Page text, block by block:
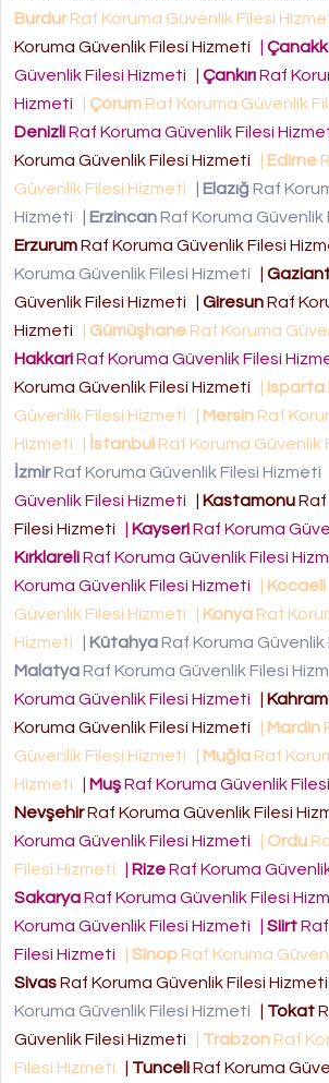
BurdurRaf Koruma Güvenlik Filesi
Koruma Güvenlik Filesi Hizmeti
Güvenlik Filesi Hizmeti
ÇankırıRaf
Hizmeti
Çorum Raf Koruma Güvenlik
DenizliRaf Koruma Güvenlik Filesi
Koruma Güvenlik Filesi Hizmeti
Edirne
Güvenlik Filesi Hizmeti
Elazığ Raf
Hizmeti
ErzincanRaf Koruma Güvenlik
ErzurumRaf Koruma Güvenlik Filesi
Koruma Güvenlik Filesi Hizmeti
Güvenlik Filesi Hizmeti
GiresunRaf
Hizmeti
Gümüşhane Raf Koruma
HakkariRaf Koruma Güvenlik Filesi
Koruma Güvenlik Filesi Hizmeti
Isparta
Güvenlik Filesi Hizmeti
Mersin Raf
Hizmeti
İstanbul Raf Koruma Güvenlik
İzmirRaf Koruma Güvenlik Filesi Hizmeti
Güvenlik Filesi Hizmeti
KastamonuRaf
Filesi Hizmeti
KayseriRaf Koruma
KırklareliRaf Koruma Güvenlik Filesi
Koruma Güvenlik Filesi Hizmeti
Kocaeli
Güvenlik Filesi Hizmeti
Konya Raf
Hizmeti
KütahyaRaf Koruma Güvenlik
MalatyaRaf Koruma Güvenlik Filesi
Koruma Güvenlik Filesi Hizmeti
Koruma Güvenlik Filesi Hizmeti
Mardin
Güvenlik Filesi Hizmeti
Muğla Raf
Hizmeti
MuşRaf Koruma Güvenlik
NevşehirRaf Koruma Güvenlik Filesi
Koruma Güvenlik Filesi Hizmeti
Ordu
Filesi Hizmeti
RizeRaf Koruma
SakaryaRaf Koruma Güvenlik Filesi
Koruma Güvenlik Filesi Hizmeti
Siirt
Filesi Hizmeti
Sinop Raf Koruma
SivasRaf Koruma Güvenlik Filesi Hizmeti
Koruma Güvenlik Filesi Hizmeti
Tokat
Güvenlik Filesi Hizmeti
Trabzon Raf
Filesi Hizmeti
TunceliRaf Koruma